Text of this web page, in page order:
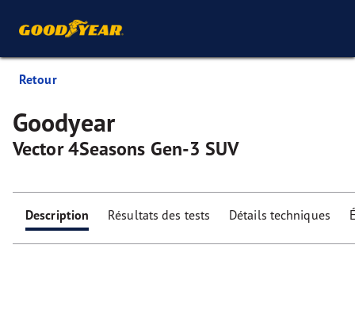
Retour
Goodyear
Vector 4Seasons Gen-3 SUV
Description Résultats des tests Détails techniques